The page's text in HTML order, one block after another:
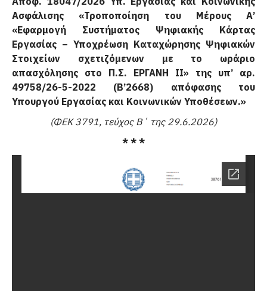
Ασφάλισης «Τροποποίηση του Μέρους Α’
«Εφαρμογή Συστήματος Ψηφιακής Κάρτας
Εργασίας – Υποχρέωση Κα­ταχώρησης Ψηφιακών
Στοιχείων σχετιζόμενων με το ωράριο
απασχόλησης στο Π.Σ. ΕΡΓΑΝΗ ΙΙ» της υπ’ αρ.
49758/26-5-2022 (Β’2668) απόφασης του
Υπουργού Εργασίας και Κοινωνικών Υποθέσεων.»
(ΦΕΚ 3791, τεύχος Β΄ της 29.6.2026)
* * *